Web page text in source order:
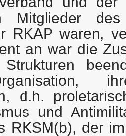
Mitglieder
RKAP waren,
an war die
d.h.
und
RKSM(b), der